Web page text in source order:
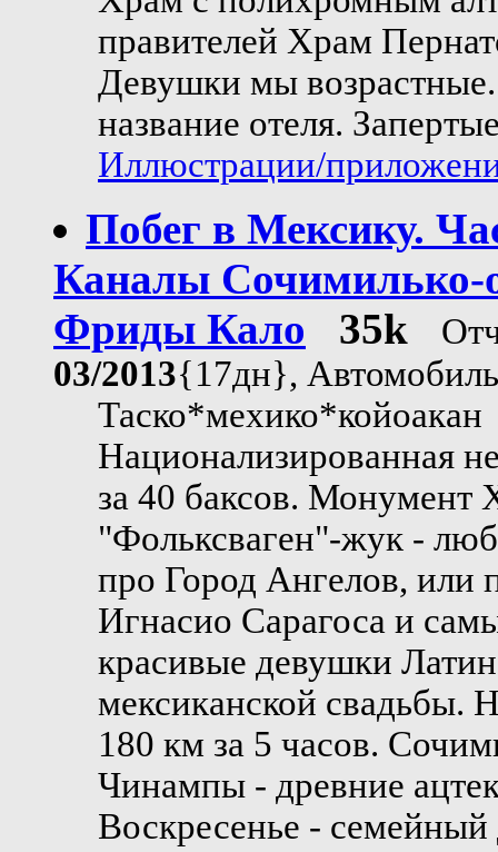
правителей Храм
Девушки мы
название отеля.
Иллюстрации/
Побег в Мексику.
Каналы Сочимилько-
Фриды Кало
35k
03/2013{17дн},
Таско*мехико*койоакан
Национализированная
за 40 баксов.
"Фольксваген"-жук -
про Город Ангелов, или
Игнасио Сарагоса и
красивые девушки
мексиканской свадьбы.
180 км за 5 часов.
Чинампы - древние
Воскресенье -